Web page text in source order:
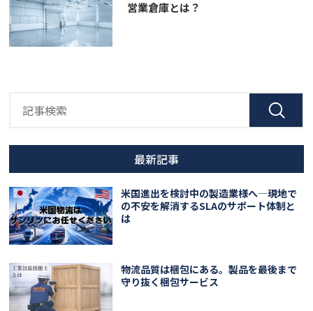
営業倉庫とは？
最新記事
米国進出を検討中の製造業様へ―現地で
の不安を解消するSLAのサポート体制と
は
物流品質は梱包にある。製品を最後まで
守り抜く梱包サービス